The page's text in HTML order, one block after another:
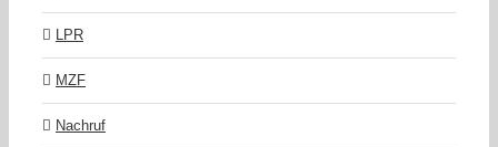
LPR
MZF
Nachruf